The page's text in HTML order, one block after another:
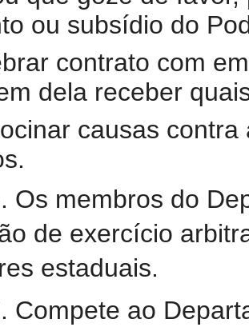
ou subsídio do
contrato com
dela receber
causas
Os membros do
de exercício
estaduais.
Compete ao